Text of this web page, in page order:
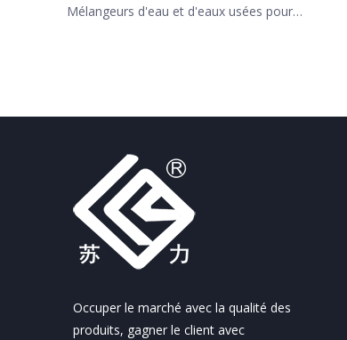
Mélangeurs d'eau et d'eaux usées pour
Occuper le marché avec la qualité des
produits, gagner le client avec